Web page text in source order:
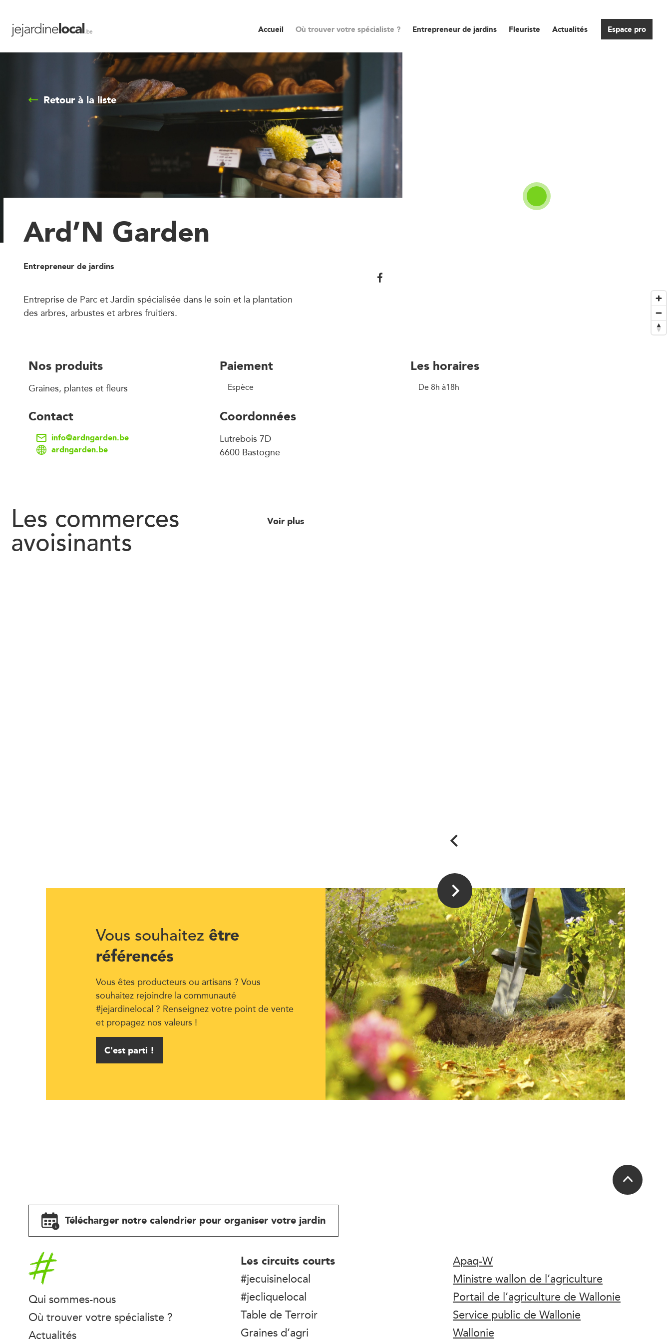
Accueil Où trouver votre spécialiste ? Entrepreneur de jardins Fleuriste Actualités Espace pro
Retour à la liste
Ard’N Garden
Entrepreneur de jardins
Entreprise de Parc et Jardin spécialisée dans le soin et la plantation
des arbres, arbustes et arbres fruitiers.
Nos produits
Graines, plantes et fleurs
Paiement
Espèce
Les horaires
De 8h à18h
Contact
info@ardngarden.be
ardngarden.be
Coordonnées
Lutrebois 7D
6600 Bastogne
Les commerces
avoisinants
Voir plus
Vous souhaitez être
référencés
Vous êtes producteurs ou artisans ? Vous
souhaitez rejoindre la communauté
#jejardinelocal ? Renseignez votre point de vente
et propagez nos valeurs !
C'est parti !
Télécharger notre calendrier pour organiser votre jardin
Accueil
Qui sommes-nous
Où trouver votre spécialiste ?
Actualités
Les circuits courts
#jecuisinelocal
#jecliquelocal
Table de Terroir
Graines d’agri
Apaq-W
Ministre wallon de l’agriculture
Portail de l’agriculture de Wallonie
Service public de Wallonie
Wallonie